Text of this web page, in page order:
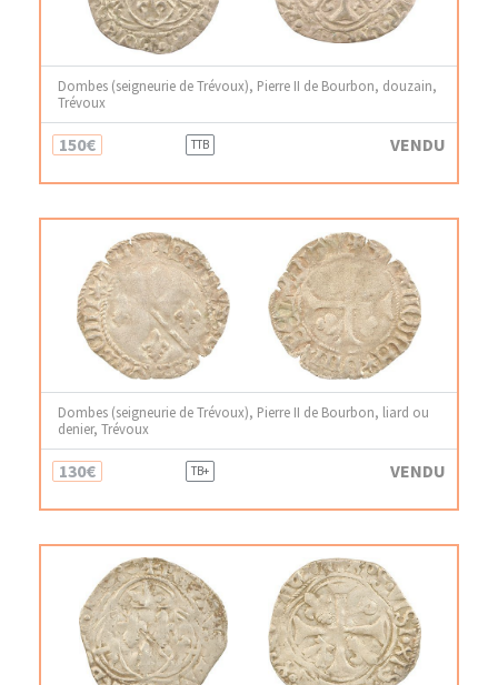
Dombes (seigneurie de Trévoux), Pierre II de Bourbon, douzain,
Trévoux
150€ TTB VENDU
Dombes (seigneurie de Trévoux), Pierre II de Bourbon, liard ou
denier, Trévoux
130€ TB+ VENDU